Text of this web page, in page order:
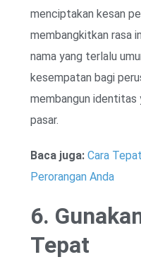
menciptakan kesan
membangkitkan rasa
nama yang terlalu
kesempatan bagi
membangun identitas
pasar.
Baca juga: Cara
Perorangan Anda
6.
Tepat